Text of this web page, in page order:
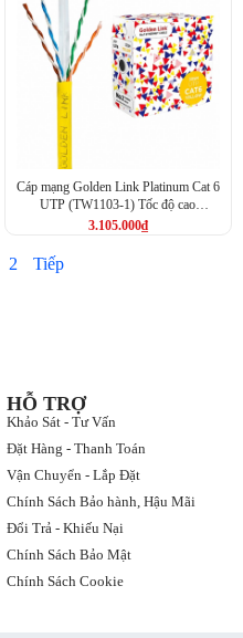
Cáp mạng Golden Link Platinum Cat 6
UTP (TW1103-1) Tốc độ cao
250MHz
3.105.000₫
2 Tiếp
HỖ TRỢ
Khảo Sát - Tư Vấn
Đặt Hàng - Thanh Toán
Vận Chuyển - Lắp Đặt
Chính Sách Bảo hành, Hậu Mãi
Đổi Trả - Khiếu Nại
Chính Sách Bảo Mật
Chính Sách Cookie